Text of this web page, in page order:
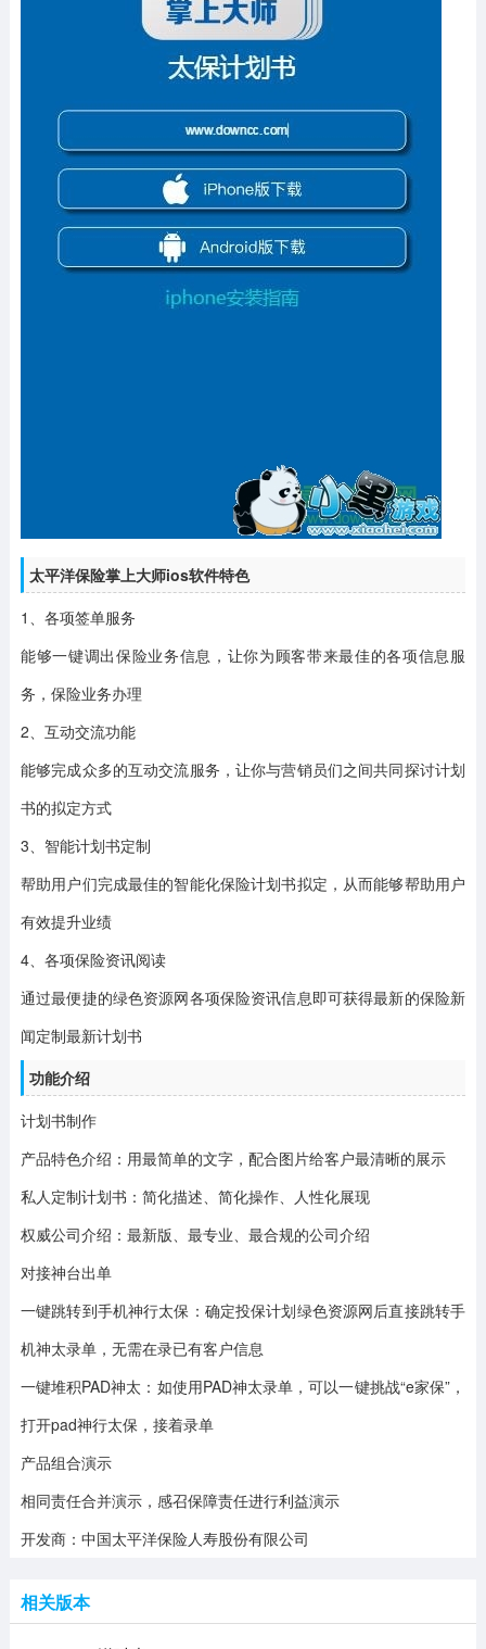
太平洋保险掌上大师ios软件特色
1、各项签单服务
能够一键调出保险业务信息，让你为顾客带来最佳的各项信息服
务，保险业务办理
2、互动交流功能
能够完成众多的互动交流服务，让你与营销员们之间共同探讨计划
书的拟定方式
3、智能计划书定制
帮助用户们完成最佳的智能化保险计划书拟定，从而能够帮助用户
有效提升业绩
4、各项保险资讯阅读
通过最便捷的绿色资源网各项保险资讯信息即可获得最新的保险新
闻定制最新计划书
功能介绍
计划书制作
产品特色介绍：用最简单的文字，配合图片给客户最清晰的展示
私人定制计划书：简化描述、简化操作、人性化展现
权威公司介绍：最新版、最专业、最合规的公司介绍
对接神台出单
一键跳转到手机神行太保：确定投保计划绿色资源网后直接跳转手
机神太录单，无需在录已有客户信息
一键堆积PAD神太：如使用PAD神太录单，可以一键挑战“e家保”，
打开pad神行太保，接着录单
产品组合演示
相同责任合并演示，感召保障责任进行利益演示
开发商：中国太平洋保险人寿股份有限公司
相关版本